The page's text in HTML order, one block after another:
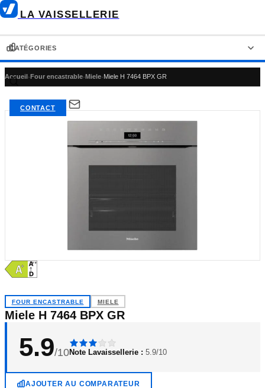
LA VAISSELLERIE
CONTACT
CATÉGORIES
LAVE-VAISSELLE RÉFRIGÉRATEUR-CONGÉLATEUR
RÉFRIGÉRATEUR AMÉRICAIN RÉFRIGÉRATEUR
Accueil›Four encastrable›Miele›Miele H 7464 BPX GR
FOUR ENCASTRABLE MIELE
Miele H 7464 BPX GR
5.9/10Note Lavaissellerie : 5.9/10
AJOUTER AU COMPARATEUR